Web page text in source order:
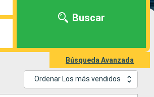
Buscar
Búsqueda Avanzada
Ordenar Los más vendidos